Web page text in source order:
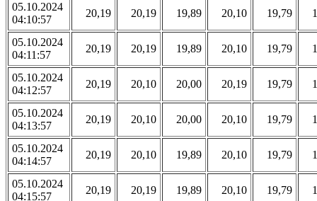
05.10.2024
04:10:57
20,19 20,19 19,89 20,10 19,79
05.10.2024
04:11:57
20,19 20,19 19,89 20,10 19,79
05.10.2024
04:12:57
20,19 20,10 20,00 20,19 19,79
05.10.2024
04:13:57
20,19 20,10 20,00 20,10 19,79
05.10.2024
04:14:57
20,19 20,10 19,89 20,10 19,79
05.10.2024
04:15:57
20,19 20,19 19,89 20,10 19,79